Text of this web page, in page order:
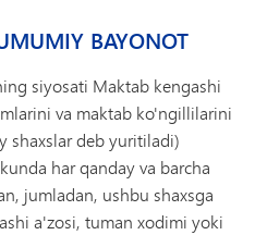
BAYONOT
siyosati Maktab kengashi
va maktab ko'ngillilarini
shaxslar deb yuritiladi)
har qanday va barcha
jumladan, ushbu shaxsga
a'zosi, tuman xodimi yoki